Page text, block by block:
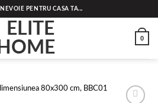
NEVOIE PENTRU CASA TA...
0